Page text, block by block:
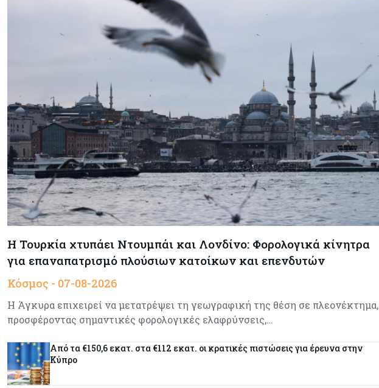
Η Τουρκία χτυπάει Ντουμπάι και Λονδίνο: Φορολογικά κίνητρα
για επαναπατρισμό πλούσιων κατοίκων και επενδυτών
Κόσμος - 07-08-2026
Η Άγκυρα επιχειρεί να μετατρέψει τη γεωγραφική της θέση σε πλεονέκτημα,
προσφέροντας σημαντικές φορολογικές ελαφρύνσεις,…
Από τα €150,6 εκατ. στα €112 εκατ. οι κρατικές πιστώσεις για έρευνα στην
Κύπρο